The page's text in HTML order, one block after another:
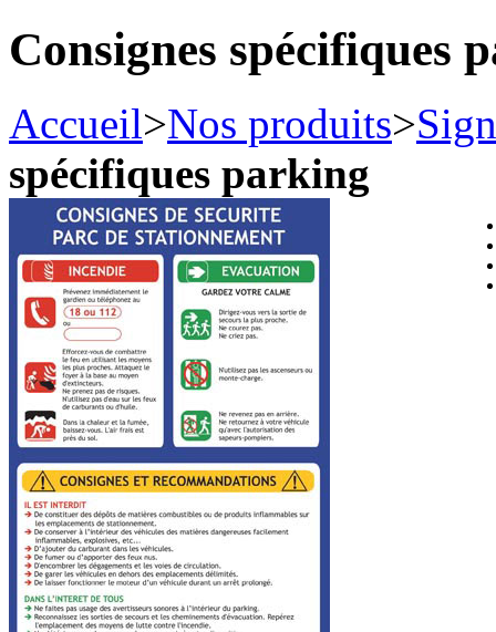
Consignes spécifiques
Accueil>Nos produits>
spécifiques parking